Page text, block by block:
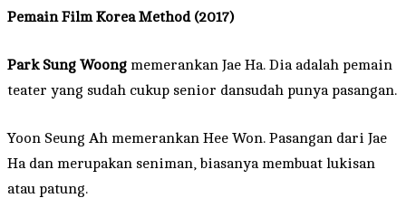
Pemain Film Korea Method (2017)
Park Sung Woong memerankan Jae Ha. Dia adalah pemain
teater yang sudah cukup senior dansudah punya pasangan.
Yoon Seung Ah memerankan Hee Won. Pasangan dari Jae
Ha dan merupakan seniman, biasanya membuat lukisan
atau patung.